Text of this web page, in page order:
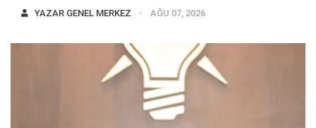
YAZAR GENEL MERKEZ AĞU 07, 2026